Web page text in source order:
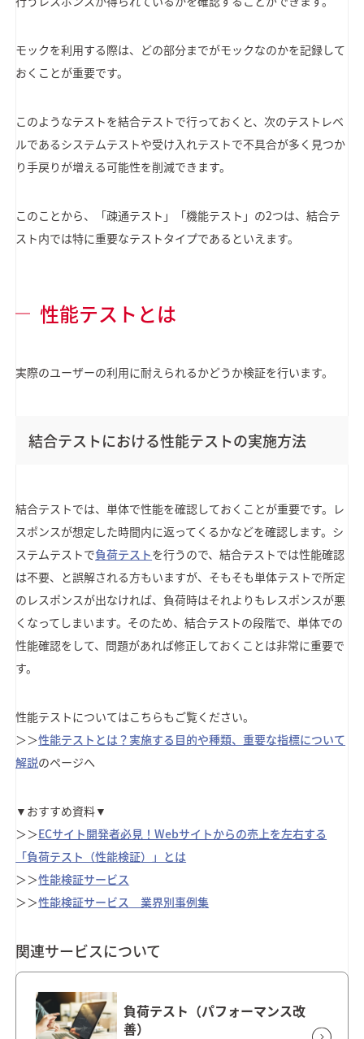
モックを利用する際は、どの部分までがモックなのかを記録して
おくことが重要です。
このようなテストを結合テストで行っておくと、次のテストレベ
ルであるシステムテストや受け入れテストで不具合が多く見つか
り手戻りが増える可能性を削減できます。
このことから、「疎通テスト」「機能テスト」の2つは、結合テ
スト内では特に重要なテストタイプであるといえます。
性能テストとは
実際のユーザーの利用に耐えられるかどうか検証を行います。
結合テストにおける性能テストの実施方法
結合テストでは、単体で性能を確認しておくことが重要です。レ
スポンスが想定した時間内に返ってくるかなどを確認します。シ
ステムテストで負荷テストを行うので、結合テストでは性能確認
は不要、と誤解される方もいますが、そもそも単体テストで所定
のレスポンスが出なければ、負荷時はそれよりもレスポンスが悪
くなってしまいます。そのため、結合テストの段階で、単体での
性能確認をして、問題があれば修正しておくことは非常に重要で
す。
性能テストについてはこちらもご覧ください。
＞＞性能テストとは？実施する目的や種類、重要な指標について
解説のページへ
▼おすすめ資料▼
＞＞ECサイト開発者必見！Webサイトからの売上を左右する
「負荷テスト（性能検証）」とは
＞＞性能検証サービス
＞＞性能検証サービス 業界別事例集
関連サービスについて
負荷テスト（パフォーマンス改
善）